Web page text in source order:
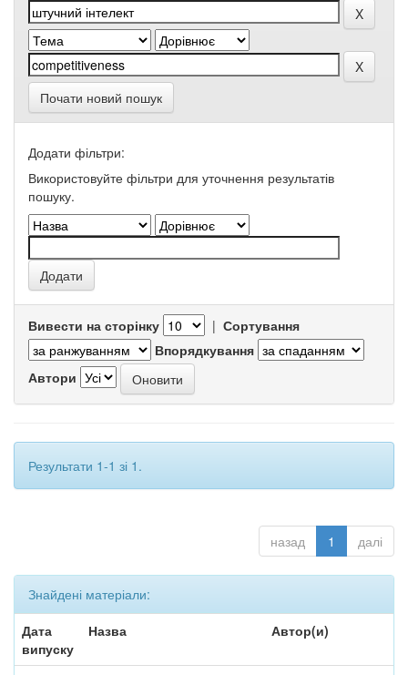
Почати новий пошук
Додати фільтри:
Використовуйте фільтри для уточнення результатів
пошуку.
Вивести на сторінку | Сортування
Впорядкування
Автори
Результати 1-1 зі 1.
назад 1 далі
Знайдені матеріали:
Дата
випуску
Назва Автор(и)